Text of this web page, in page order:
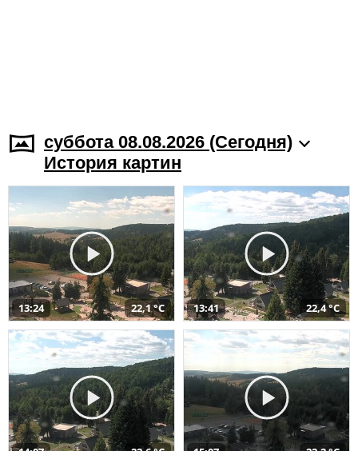
суббота 08.08.2026 (Cегодня)
История картин
13:24 22,1 °C 13:41 22,4 °C